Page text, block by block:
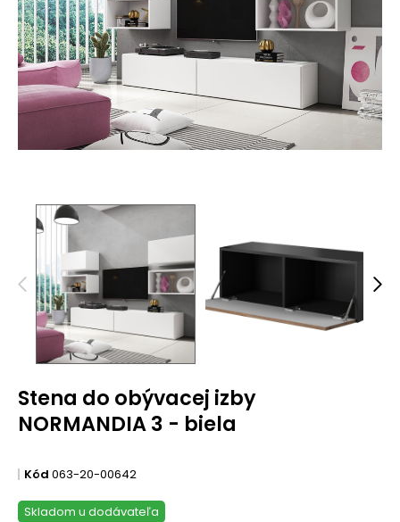
Stena do obývacej izby
NORMANDIA 3 - biela
Kód 063-20-00642
Skladom u dodávateľa